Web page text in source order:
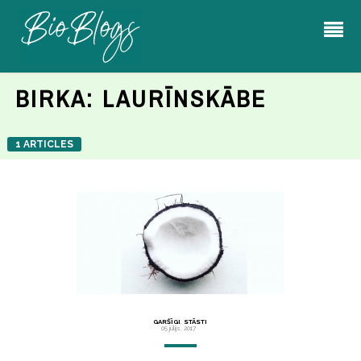
BIRKA: LAURĪNSKĀBE
1 ARTICLES
GARŠĪGI STĀSTI
05 jūlijs, 2017